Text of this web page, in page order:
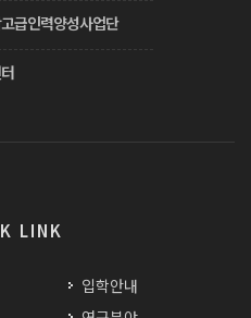
급인력양성사업단
LINK
입학안내